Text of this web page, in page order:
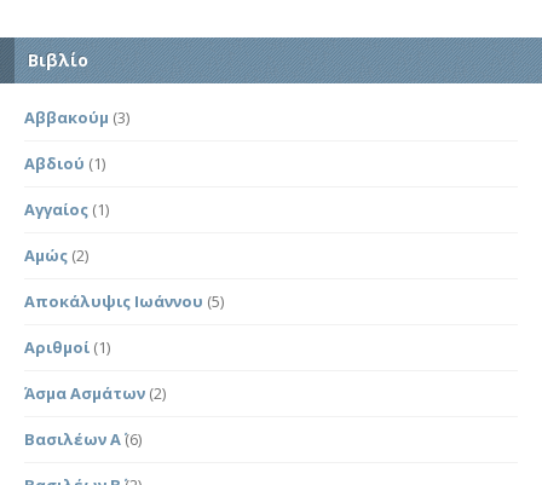
Βιβλίο
Αββακούμ (3)
Αβδιού (1)
Αγγαίος (1)
Αμώς (2)
Αποκάλυψις Ιωάννου (5)
Αριθμοί (1)
Άσμα Ασμάτων (2)
Βασιλέων Α΄(6)